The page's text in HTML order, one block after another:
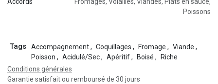
Accords Fromages, Volailles, Viandes, Plats en sauce,
Poissons
Tags Accompagnement, Coquillages , Fromage , Viande ,
Poisson , Acidulé/Sec, Apéritif, Boisé ,
Riche
Conditions générales
Garantie satisfait ou remboursé de 30 jours